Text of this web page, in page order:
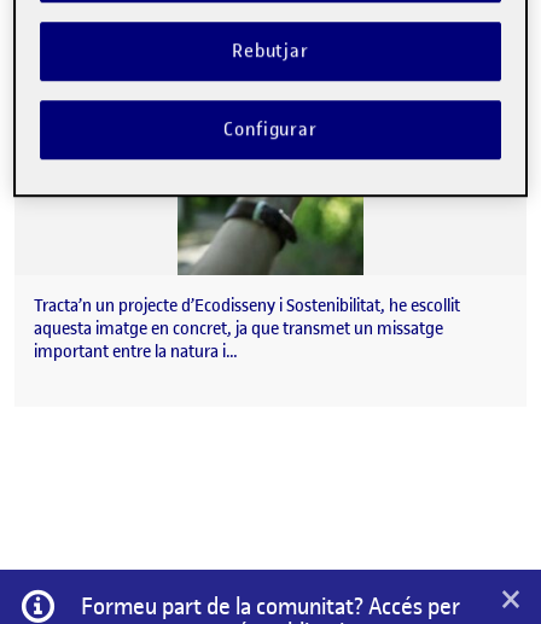
Tracta’n un projecte d’Ecodisseny i Sostenibilitat, he escollit
aquesta imatge en concret, ja que transmet un missatge
important entre la natura i…
Informació
Formeu part de la comunitat? Accés per
×
Rebutjar
Configurar